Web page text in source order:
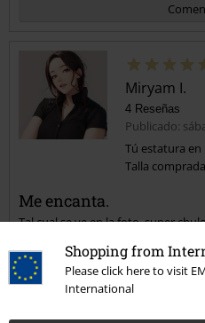
Shopping from
Please click here to visit
International
Miryam I.
4 Reseñas
Publicado:
Tú estatura en
Talla
Me encanta.
Tal cual se ve en la foto, super